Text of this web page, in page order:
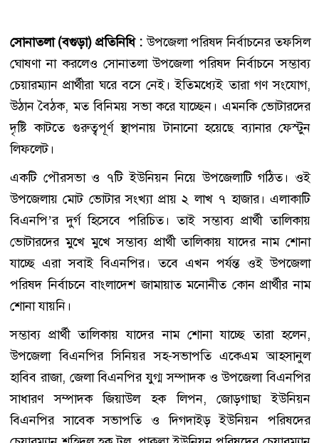
সোনাতলা (বগুড়া) প্রতিনিধি : উপজেলা পরিষদ নির্বাচনের তফসিল
ঘোষণা না করলেও সোনাতলা উপজেলা পরিষদ নির্বাচনে সম্ভাব্য
চেয়ারম্যান প্রার্থীরা ঘরে বসে নেই। ইতিমধ্যেই তারা গণ সংযোগ,
উঠান বৈঠক, মত বিনিময় সভা করে যাচ্ছেন। এমনকি ভোটারদের
দৃষ্টি কাটতে গুরুত্বপূর্ণ স্থাপনায় টানানো হয়েছে ব্যানার ফেস্টুন
লিফলেট।
একটি পৌরসভা ও ৭টি ইউনিয়ন নিয়ে উপজেলাটি গঠিত। ওই
উপজেলায় মোট ভোটার সংখ্যা প্রায় ২ লাখ ৭ হাজার। এলাকাটি
বিএনপি’র দুর্গ হিসেবে পরিচিত। তাই সম্ভাব্য প্রার্থী তালিকায়
ভোটারদের মুখে মুখে সম্ভাব্য প্রার্থী তালিকায় যাদের নাম শোনা
যাচ্ছে এরা সবাই বিএনপির। তবে এখন পর্যন্ত ওই উপজেলা
পরিষদ নির্বাচনে বাংলাদেশ জামায়াত মনোনীত কোন প্রার্থীর নাম
শোনা যায়নি।
সম্ভাব্য প্রার্থী তালিকায় যাদের নাম শোনা যাচ্ছে তারা হলেন,
উপজেলা বিএনপির সিনিয়র সহ-সভাপতি একেএম আহসানুল
হাবিব রাজা, জেলা বিএনপির যুগ্ম সম্পাদক ও উপজেলা বিএনপির
সাধারণ সম্পাদক জিয়াউল হক লিপন, জোড়গাছা ইউনিয়ন
বিএনপির সাবেক সভাপতি ও দিগদাইড় ইউনিয়ন পরিষদের